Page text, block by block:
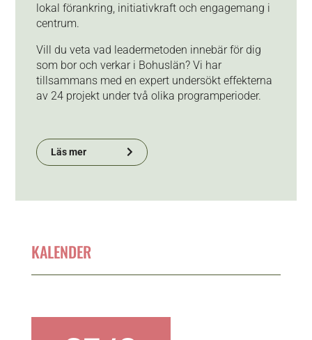
lokal förankring, initiativkraft och engagemang i
centrum.
Vill du veta vad leadermetoden innebär för dig
som bor och verkar i Bohuslän? Vi har
tillsammans med en expert undersökt effekterna
av 24 projekt under två olika programperioder.
Läs mer
KALENDER